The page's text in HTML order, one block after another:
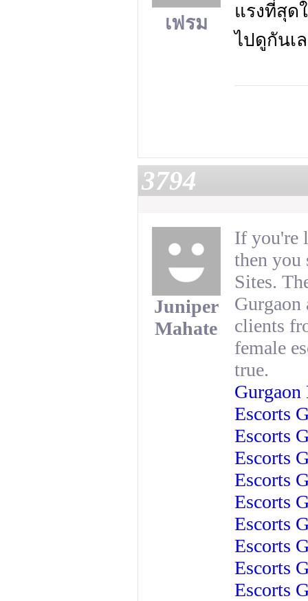
เฟรม
แรงที่สุด
ไปดูกันเ
3794
Juniper
Mahate
If you're
then you
Sites.
Gurgaon
clients
female
true.
Gurgaon
Escorts
Escorts
Escorts
Escorts
Escorts
Escorts
Escorts
Escorts
Escorts